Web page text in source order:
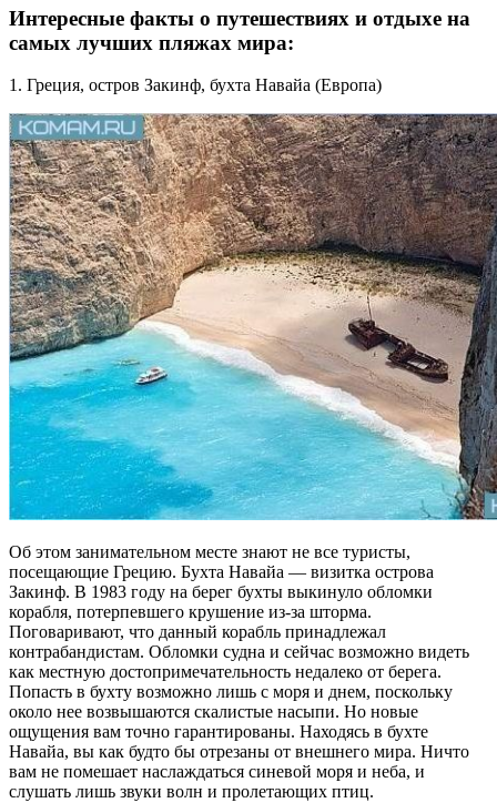
Интересные факты о путешествиях и отдыхе на
самых лучших пляжах мира:
1. Греция, остров Закинф, бухта Навайа (Европа)
Об этом занимательном месте знают не все туристы,
посещающие Грецию. Бухта Навайа — визитка острова
Закинф. В 1983 году на берег бухты выкинуло обломки
корабля, потерпевшего крушение из-за шторма.
Поговаривают, что данный корабль принадлежал
контрабандистам. Обломки судна и сейчас возможно видеть
как местную достопримечательность недалеко от берега.
Попасть в бухту возможно лишь с моря и днем, поскольку
около нее возвышаются скалистые насыпи. Но новые
ощущения вам точно гарантированы. Находясь в бухте
Навайа, вы как будто бы отрезаны от внешнего мира. Ничто
вам не помешает наслаждаться синевой моря и неба, и
слушать лишь звуки волн и пролетающих птиц.